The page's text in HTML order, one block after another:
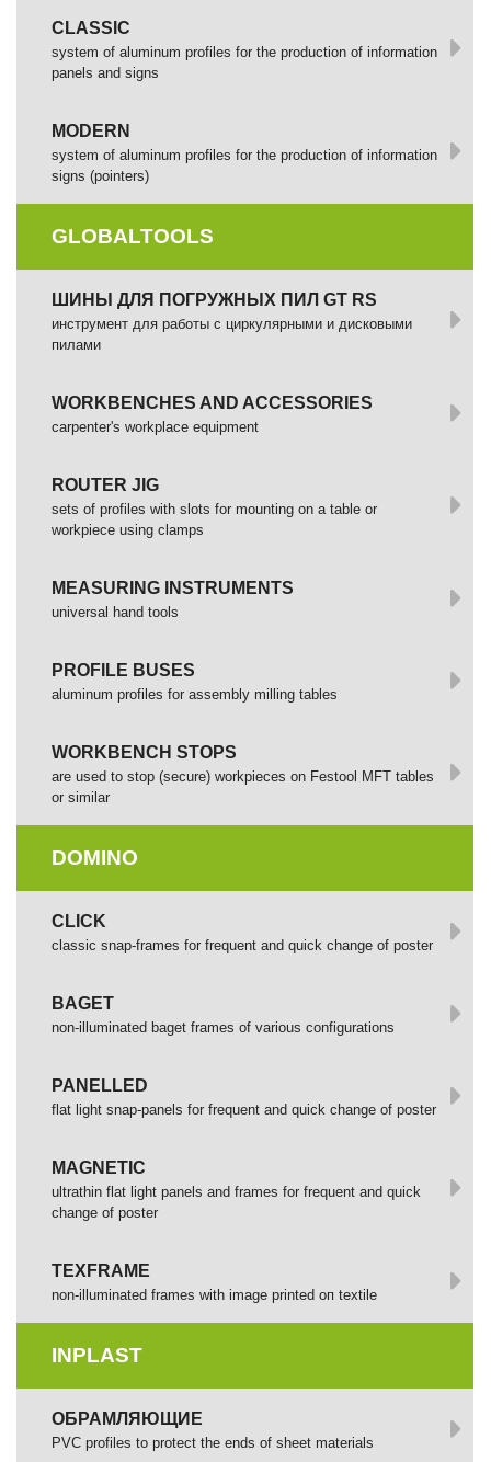
CLASSIC
system of aluminum profiles for the production of information
panels and signs
MODERN
system of aluminum profiles for the production of information
signs (pointers)
GLOBALTOOLS
ШИНЫ ДЛЯ ПОГРУЖНЫХ ПИЛ GT RS
инструмент для работы с циркулярными и дисковыми
пилами
WORKBENCHES AND ACCESSORIES
сarpenter's workplace equipment
ROUTER JIG
sets of profiles with slots for mounting on a table or
workpiece using clamps
MEASURING INSTRUMENTS
universal hand tools
PROFILE BUSES
aluminum profiles for assembly milling tables
WORKBENCH STOPS
are used to stop (secure) workpieces on Festool MFT tables
or similar
DOMINO
СLICK
сlassic snap-frames for frequent and quick change of poster
BAGET
non-illuminated baget frames of various configurations
PANELLED
flat light snap-panels for frequent and quick change of poster
MAGNETIC
ultrathin flat light panels and frames for frequent and quick
change of poster
TEXFRAME
non-illuminated frames with image printed оп textile
INPLAST
ОБРАМЛЯЮЩИЕ
PVC profiles to protect the ends of sheet materials